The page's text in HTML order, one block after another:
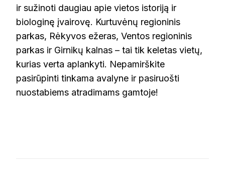
ir sužinoti daugiau apie vietos istoriją ir
biologinę įvairovę. Kurtuvėnų regioninis
parkas, Rėkyvos ežeras, Ventos regioninis
parkas ir Girnikų kalnas – tai tik keletas vietų,
kurias verta aplankyti. Nepamirškite
pasirūpinti tinkama avalyne ir pasiruošti
nuostabiems atradimams gamtoje!